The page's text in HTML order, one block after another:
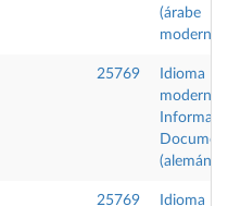
(árabe
moderno)
25769
Idioma
moderno
(alemán)
25769
Idioma